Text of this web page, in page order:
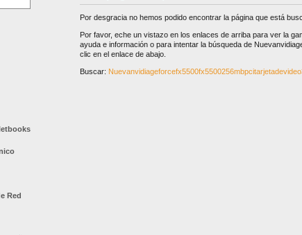
Red
Por desgracia no hemos podido encontrar la página que está
Por favor, eche un vistazo en los enlaces de arriba para ver la
ayuda e información o para intentar la búsqueda de
clic en el enlace de abajo.
Buscar: